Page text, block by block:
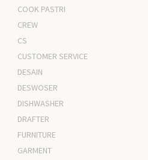
COOK PASTRI
CREW
CS
CUSTOMER SERVICE
DESAIN
DESWOSER
DISHWASHER
DRAFTER
FURNITURE
GARMENT